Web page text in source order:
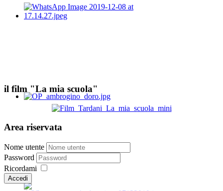
il film "La mia scuola"
Area riservata
Nome utente
Password
Ricordami
Accedi